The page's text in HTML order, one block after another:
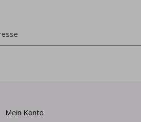
Mein Konto